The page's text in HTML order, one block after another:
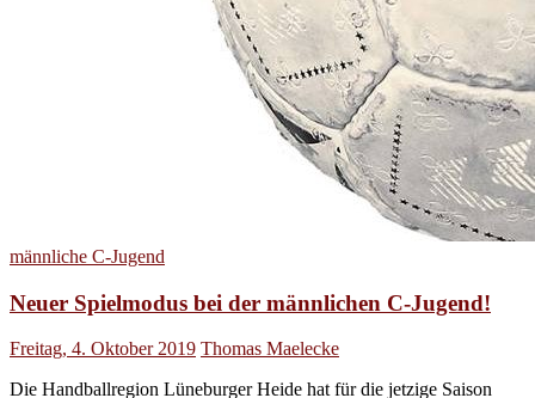
männliche C-Jugend
Neuer Spielmodus bei der männlichen C-Jugend!
Freitag, 4. Oktober 2019 Thomas Maelecke
Die Handballregion Lüneburger Heide hat für die jetzige Saison